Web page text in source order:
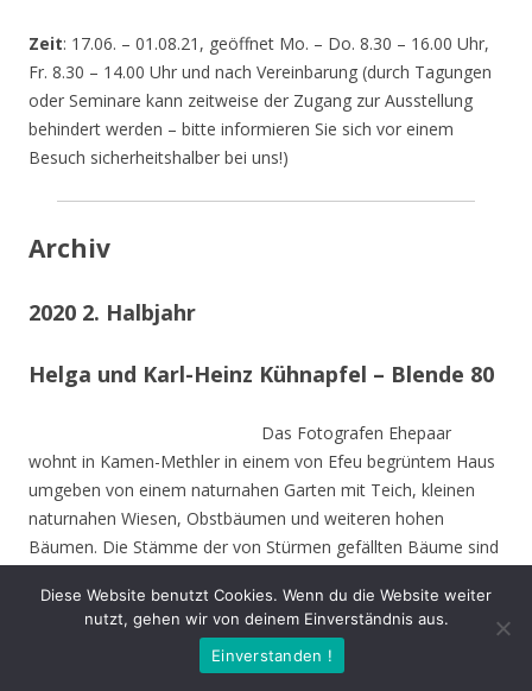
Zeit: 17.06. – 01.08.21, geöffnet Mo. – Do. 8.30 – 16.00 Uhr,
Fr. 8.30 – 14.00 Uhr und nach Vereinbarung (durch Tagungen
oder Seminare kann zeitweise der Zugang zur Ausstellung
behindert werden – bitte informieren Sie sich vor einem
Besuch sicherheitshalber bei uns!)
Archiv
2020 2. Halbjahr
Helga und Karl-Heinz Kühnapfel – Blende 80
Das Fotografen Ehepaar
wohnt in Kamen-Methler in einem von Efeu begrüntem Haus
umgeben von einem naturnahen Garten mit Teich, kleinen
naturnahen Wiesen, Obstbäumen und weiteren hohen
Bäumen. Die Stämme der von Stürmen gefällten Bäume sind
Vögeln als Nahrungs-und Brutstätte.
Beide sind Mitbegründer des NABU Unna und setzen sich seit
Diese Website benutzt Cookies. Wenn du die Website weiter
nutzt, gehen wir von deinem Einverständnis aus.
Einverstanden !